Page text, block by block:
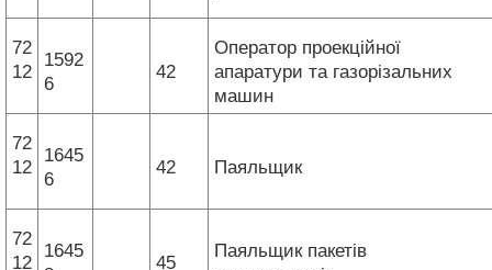
72
12
1592
6
42
Оператор проекційної
апаратури та газорізальних
машин
72
12
1645
6
42 Паяльщик
72
12
1645
45
Паяльщик пакетів